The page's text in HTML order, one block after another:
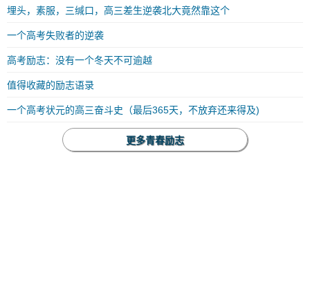
埋头，素服，三缄口，高三差生逆袭北大竟然靠这个
一个高考失败者的逆袭
高考励志：没有一个冬天不可逾越
值得收藏的励志语录
一个高考状元的高三奋斗史（最后365天，不放弃还来得及)
更多青春励志